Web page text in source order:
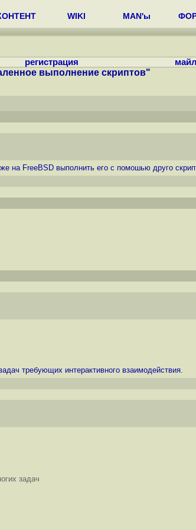
WIKI MAN'ы
регистрация
выполнение скриптов"
на FreeBSD выполнить его с помошью друго
требующих интерактивного взаимодействия.
задач